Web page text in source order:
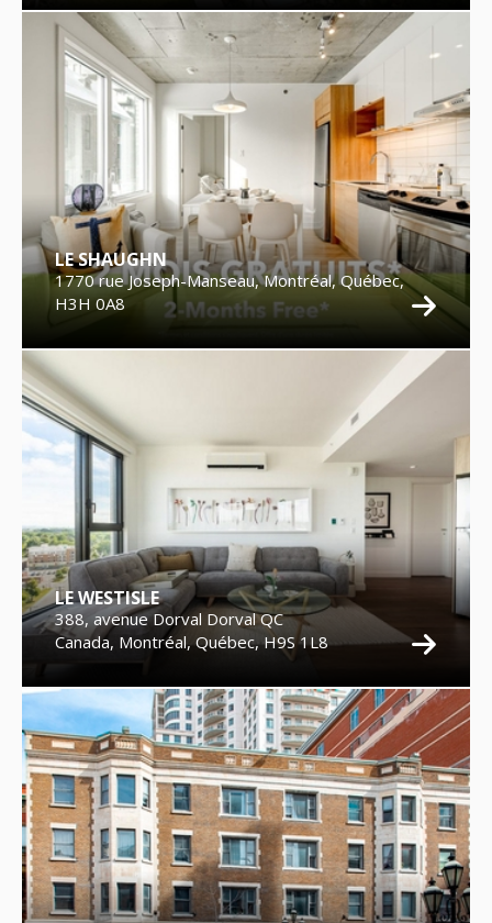
LE SHAUGHN
1770 rue Joseph-Manseau, Montréal, Québec,
H3H 0A8
LE WESTISLE
388, avenue Dorval Dorval QC
Canada, Montréal, Québec, H9S 1L8